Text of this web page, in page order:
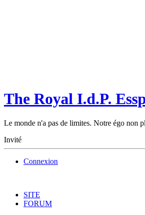
The Royal I.d.P.
Le monde n'a pas de limites. Notre égo non
Invité
Connexion
SITE
FORUM